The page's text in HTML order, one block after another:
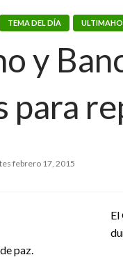
TEMA DEL DÍA
y
para
febrero 17, 2015
El
paz.